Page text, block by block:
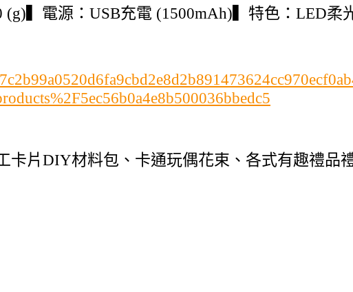
電源：USB充電 (1500mAh)▍特色：LED柔
卡片DIY材料包、卡通玩偶花束、各式有趣禮品